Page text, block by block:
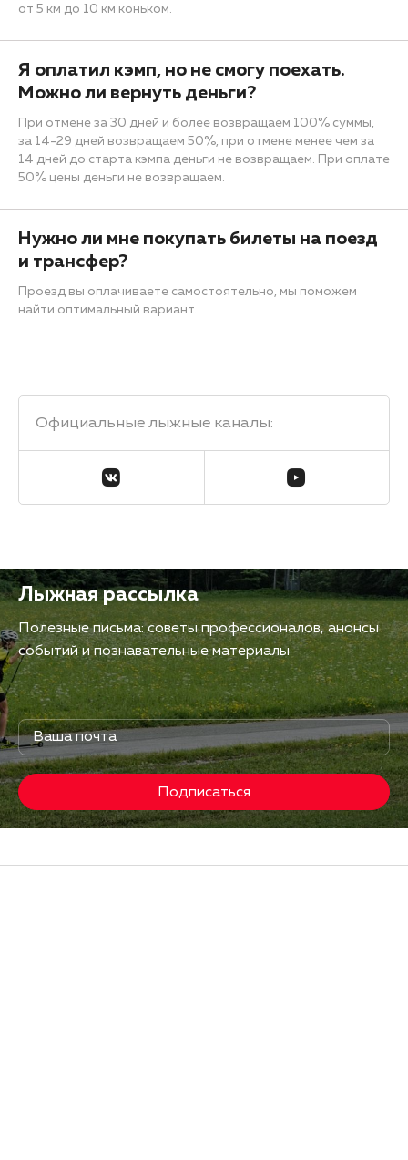
от 5 км до 10 км коньком.
Я оплатил кэмп, но не смогу поехать.
Можно ли вернуть деньги?
При отмене за 30 дней и более возвращаем 100% суммы,
за 14-29 дней возвращаем 50%, при отмене менее чем за
14 дней до старта кэмпа деньги не возвращаем. При оплате
50% цены деньги не возвращаем.
Нужно ли мне покупать билеты на поезд
и трансфер?
Проезд вы оплачиваете самостоятельно, мы поможем
найти оптимальный вариант.
Официальные лыжные каналы:
Лыжная рассылка
Полезные письма: советы профессионалов, анонсы
событий и познавательные материалы
Подписаться